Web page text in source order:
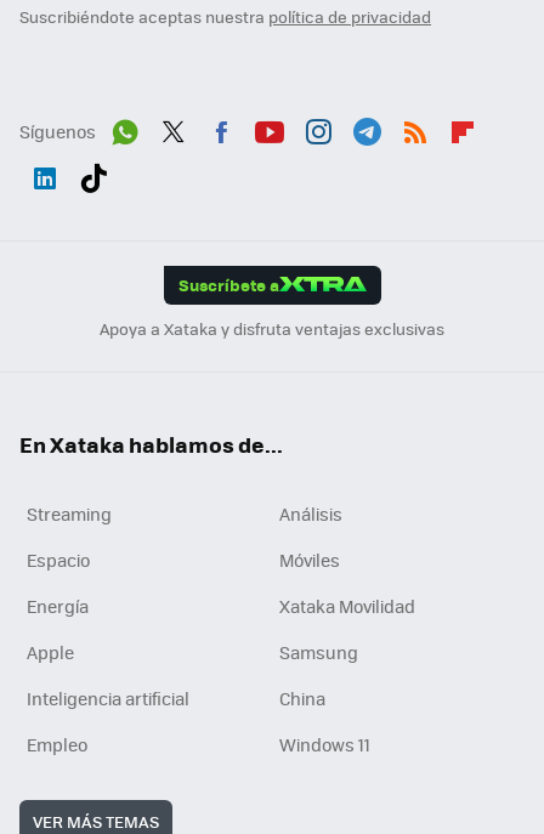
Suscribiéndote aceptas nuestra política de privacidad
Síguenos
Suscríbete a
Apoya a Xataka y disfruta ventajas exclusivas
En Xataka hablamos de...
Streaming
Análisis
Espacio
Móviles
Energía
Xataka Movilidad
Apple
Samsung
Inteligencia artificial
China
Empleo
Windows 11
VER MÁS TEMAS